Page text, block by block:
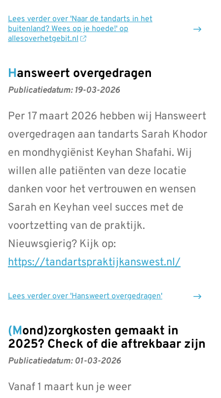
Lees verderover 'Naar de tandarts in het
buitenland? Wees op je hoede!' op
allesoverhetgebit.nl
Hansweert overgedragen
Publicatiedatum: 19-03-2026
Per 17 maart 2026 hebben wij Hansweert
overgedragen aan tandarts Sarah Khodor
en mondhygiënist Keyhan Shafahi. Wij
willen alle patiënten van deze locatie
danken voor het vertrouwen en wensen
Sarah en Keyhan veel succes met de
voortzetting van de praktijk.
Nieuwsgierig? Kijk op:
https://tandartspraktijkanswest.nl/
Lees verder over 'Hansweert overgedragen'
(Mond)zorgkosten gemaakt in
2025? Check of die aftrekbaar zijn
Publicatiedatum: 01-03-2026
Vanaf 1 maart kun je weer